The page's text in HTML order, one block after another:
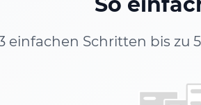
einfachen Schritten bis zu